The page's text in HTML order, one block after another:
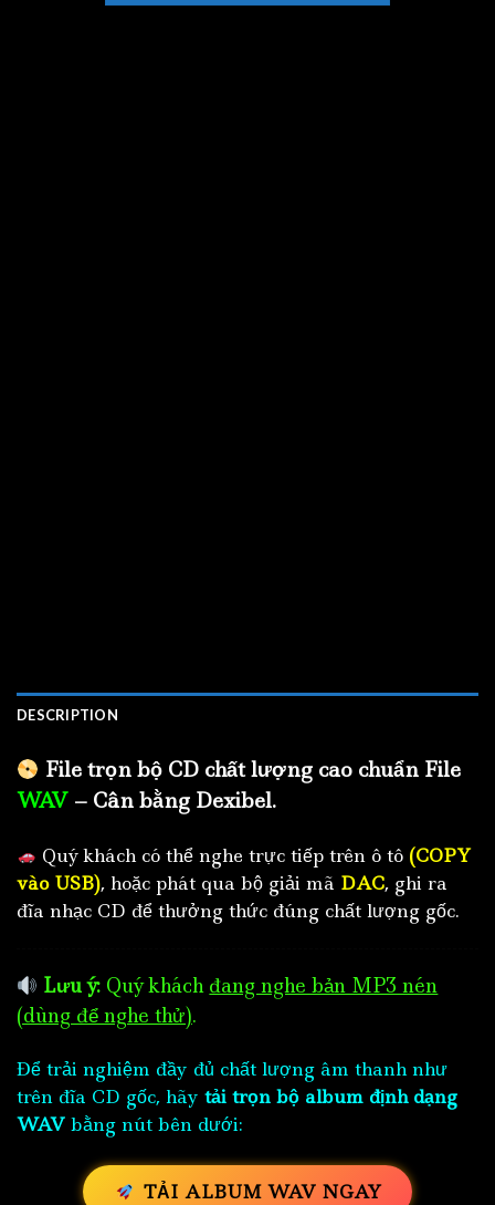
DESCRIPTION
File trọn bộ CD chất lượng cao chuẩn File
WAV – Cân bằng Dexibel.
Quý khách có thể nghe trực tiếp trên ô tô (COPY
vào USB), hoặc phát qua bộ giải mã DAC, ghi ra
đĩa nhạc CD để thưởng thức đúng chất lượng gốc.
Lưu ý: Quý khách đang nghe bản MP3 nén
(dùng để nghe thử).
Để trải nghiệm đầy đủ chất lượng âm thanh như
trên đĩa CD gốc, hãy tải trọn bộ album định dạng
WAV bằng nút bên dưới:
TẢI ALBUM WAV NGAY